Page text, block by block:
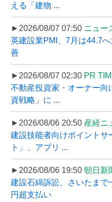
える「建物 ...
►2026/08/07 07:50 ニュー
英建設業PMI、7月は44.7
善
►2026/08/07 02:30 PR
不動産投資家・オーナー向
資戦略」に ...
►2026/08/06 20:50 産経ニ
建設技能者向けポイントサ
ト」、アプリ ...
►2026/08/06 19:50 朝日新
建設石綿訴訟、さいたま
円超支払い